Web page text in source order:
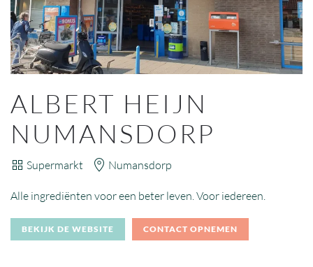
ALBERT HEIJN
NUMANSDORP
Supermarkt Numansdorp
Alle ingrediënten voor een beter leven. Voor iedereen.
BEKIJK DE WEBSITE CONTACT OPNEMEN